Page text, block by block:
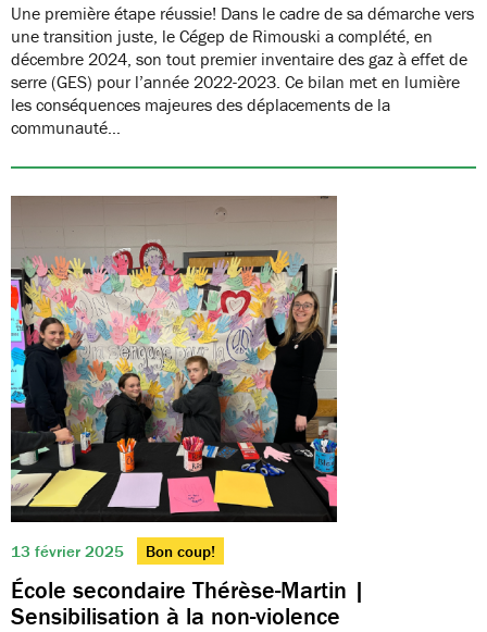
Une première étape réussie! Dans le cadre de sa démarche vers
une transition juste, le Cégep de Rimouski a complété, en
décembre 2024, son tout premier inventaire des gaz à effet de
serre (GES) pour l’année 2022-2023. Ce bilan met en lumière
les conséquences majeures des déplacements de la
communauté…
13 février 2025 Bon coup!
École secondaire Thérèse-Martin |
Sensibilisation à la non-violence